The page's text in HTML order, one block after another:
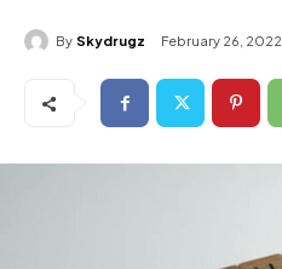
By Skydrugz February 26, 2022